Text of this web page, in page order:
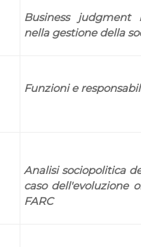
Business judgment
nella gestione della
Funzioni e
Analisi sociopolitica
caso dell'evoluzione
FARC